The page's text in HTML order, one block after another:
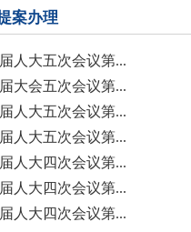
案办理
人大五次会议第...
大会五次会议第...
人大五次会议第...
人大五次会议第...
人大四次会议第...
人大四次会议第...
人大四次会议第...